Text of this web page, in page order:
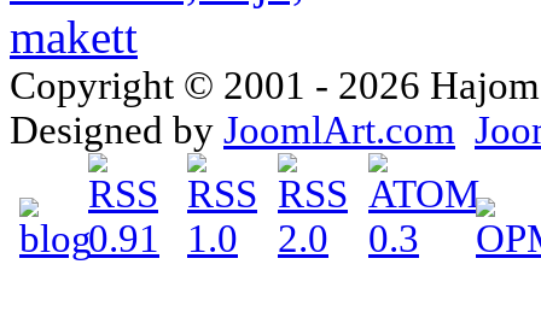
Copyright © 2001 - 2026
Designed by JoomlArt.com